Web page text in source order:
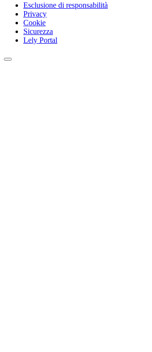
Esclusione di responsabilità
Privacy
Cookie
Sicurezza
Lely Portal